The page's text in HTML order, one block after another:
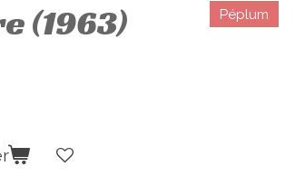
(1963) Péplum